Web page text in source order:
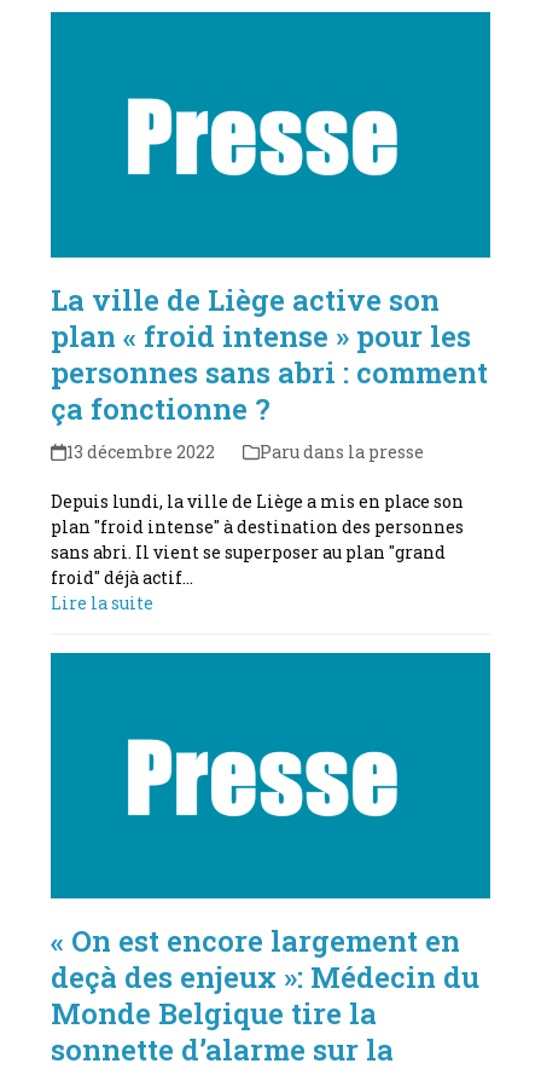
La ville de Liège active son
plan « froid intense » pour les
personnes sans abri : comment
ça fonctionne ?
13 décembre 2022 Paru dans la presse
Depuis lundi, la ville de Liège a mis en place son
plan "froid intense" à destination des personnes
sans abri. Il vient se superposer au plan "grand
froid" déjà actif…
Lire la suite
« On est encore largement en
deçà des enjeux »: Médecin du
Monde Belgique tire la
sonnette d’alarme sur la